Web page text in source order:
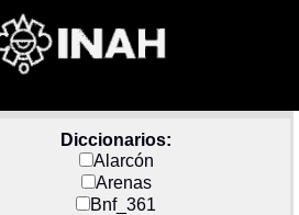
Diccionarios:
Alarcón
Arenas
Bnf_361